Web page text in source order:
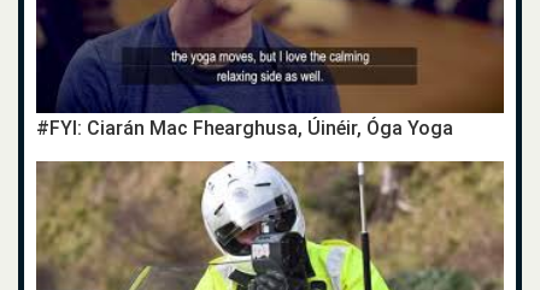
#FYI: Ciarán Mac Fhearghusa, Úinéir, Óga Yoga